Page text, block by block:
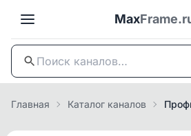
Max
Главная Каталог каналов